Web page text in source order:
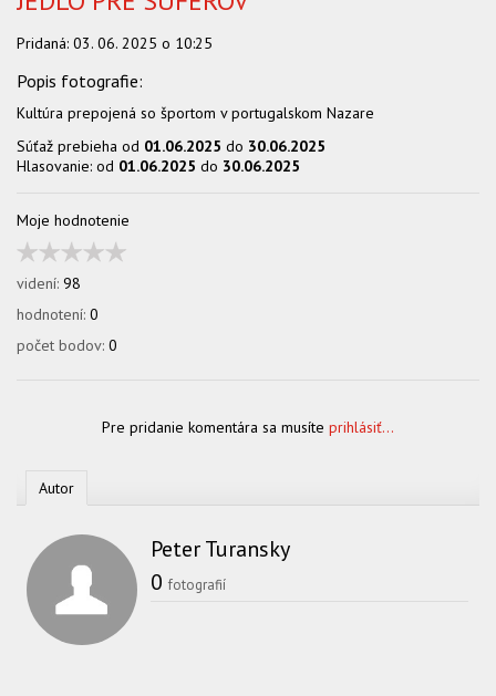
Pridaná: 03. 06. 2025 o 10:25
Kultúra prepojená so športom v portugalskom Nazare
Súťaž prebieha od 01.06.2025 do 30.06.2025
Hlasovanie: od 01.06.2025 do 30.06.2025
Moje hodnotenie
videní: 98
hodnotení: 0
počet bodov: 0
Pre pridanie komentára sa musíte prihlásiť...
Autor
Peter Turansky
0 fotografií